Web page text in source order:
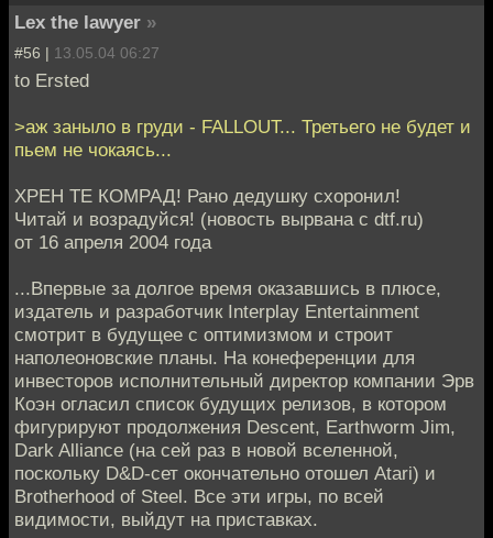
Lex the lawyer »
#56 | 13.05.04 06:27
to Ersted
>аж заныло в груди - FALLOUT... Третьего не будет и
пьем не чокаясь...
ХРЕН ТЕ КОМРАД! Рано дедушку схоронил!
Читай и возрадуйся! (новость вырвана с dtf.ru)
от 16 апреля 2004 года
...Впервые за долгое время оказавшись в плюсе,
издатель и разработчик Interplay Entertainment
смотрит в будущее с оптимизмом и строит
наполеоновские планы. На конеференции для
инвесторов исполнительный директор компании Эрв
Коэн огласил список будущих релизов, в котором
фигурируют продолжения Descent, Earthworm Jim,
Dark Alliance (на сей раз в новой вселенной,
поскольку D&D-сет окончательно отошел Atari) и
Brotherhood of Steel. Все эти игры, по всей
видимости, выйдут на приставках.